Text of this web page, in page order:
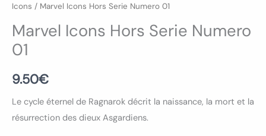
Icons / Marvel Icons Hors Serie Numero 01
Marvel Icons Hors Serie Numero
01
9.50€
Le cycle éternel de Ragnarok décrit la naissance, la mort et la
résurrection des dieux Asgardiens.